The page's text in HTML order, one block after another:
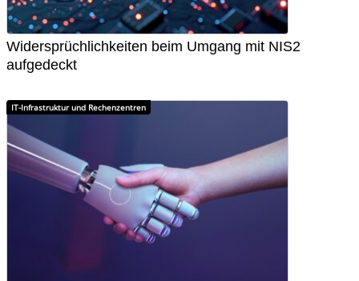
Widersprüchlichkeiten beim Umgang mit NIS2
aufgedeckt
IT-Infrastruktur und Rechenzentren